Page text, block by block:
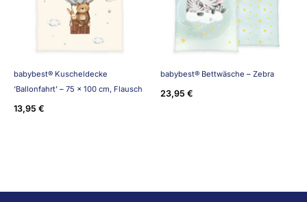
babybest® Kuscheldecke
‘Ballonfahrt’ – 75 x 100 cm, Flausch
13,95 €
babybest® Bettwäsche – Zebra
23,95 €